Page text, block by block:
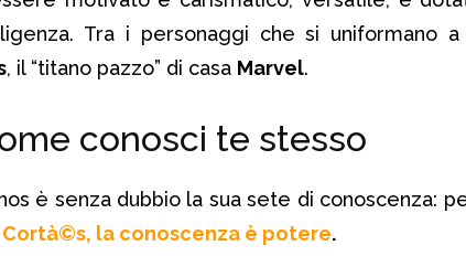
Tra i personaggi che si uniformano
, il “titano pazzo” di casa Marvel.
conosci te stesso
è senza dubbio la sua sete di conoscenza:
Cortà©s, la conoscenza è potere.